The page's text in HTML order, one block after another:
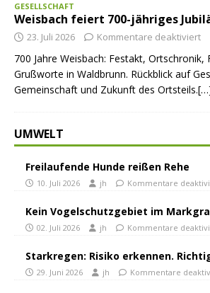
GESELLSCHAFT
Weisbach feiert 700-jähriges
23. Juli 2026 Kommentare deaktiviert
700 Jahre Weisbach: Festakt, Ortschronik,
Grußworte in Waldbrunn. Rückblick auf
Gemeinschaft und Zukunft des
UMWELT
Freilaufende Hunde reißen Rehe
10. Juli 2026 jh Kommentare
Kein Vogelschutzgebiet im
02. Juli 2026 jh Kommentare
Starkregen: Risiko erkennen.
29. Juni 2026 jh Kommentare